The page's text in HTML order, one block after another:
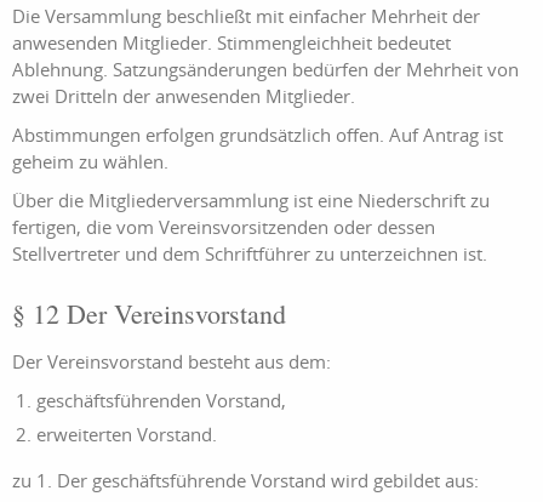
Die Versammlung beschließt mit einfacher Mehrheit der
anwesenden Mitglieder. Stimmengleichheit bedeutet
Ablehnung. Satzungsänderungen bedürfen der Mehrheit von
zwei Dritteln der anwesenden Mitglieder.
Abstimmungen erfolgen grundsätzlich offen. Auf Antrag ist
geheim zu wählen.
Über die Mitgliederversammlung ist eine Niederschrift zu
fertigen, die vom Vereinsvorsitzenden oder dessen
Stellvertreter und dem Schriftführer zu unterzeichnen ist.
§ 12 Der Vereinsvorstand
Der Vereinsvorstand besteht aus dem:
geschäftsführenden Vorstand,
erweiterten Vorstand.
zu 1. Der geschäftsführende Vorstand wird gebildet aus: